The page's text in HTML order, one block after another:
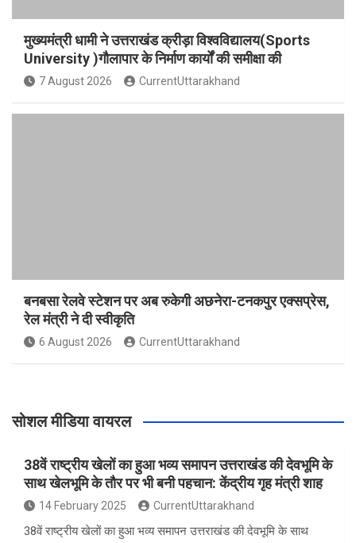
मुख्यमंत्री धामी ने उत्तराखंड क्रीड़ा विश्वविद्यालय(Sports
University )गौलापार के निर्माण कार्यों की समीक्षा की
7 August 2026 CurrentUttarakhand
बनबसा रेलवे स्टेशन पर अब रुकेगी अछनेरा-टनकपुर एक्सप्रेस,
रेल मंत्री ने दी स्वीकृति
6 August 2026 CurrentUttarakhand
सोशल मीडिया वायरल
38वें राष्ट्रीय खेलों का हुआ भव्य समापन उत्तराखंड की देवभूमि के
साथ खेलभूमि के तौर पर भी बनी पहचान: केंद्रीय गृह मंत्री शाह
14 February 2025 CurrentUttarakhand
38वें राष्ट्रीय खेलों का हुआ भव्य समापन उत्तराखंड की देवभूमि के साथ